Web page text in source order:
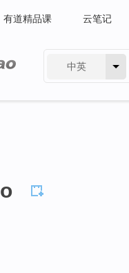
有道精品课 云笔记
中英